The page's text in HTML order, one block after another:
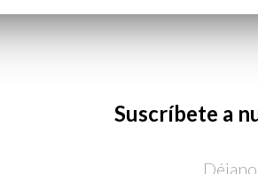
Suscríbete a